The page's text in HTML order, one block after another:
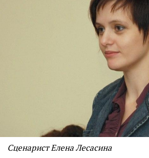
Сценарист Елена Лесасина